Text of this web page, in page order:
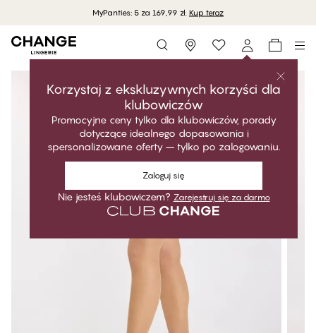
MyPanties: 5 za 169,99 zł. Kup teraz
Storefinder
Korzystaj z ekskluzywnych korzyści dla
klubowiczów
Promocyjne ceny tylko dla klubowiczów, porady
dotyczące idealnego dopasowania i
spersonalizowane oferty – tylko po zalogowaniu.
Zaloguj się
Nie jesteś klubowiczem? Zarejestruj się za darmo